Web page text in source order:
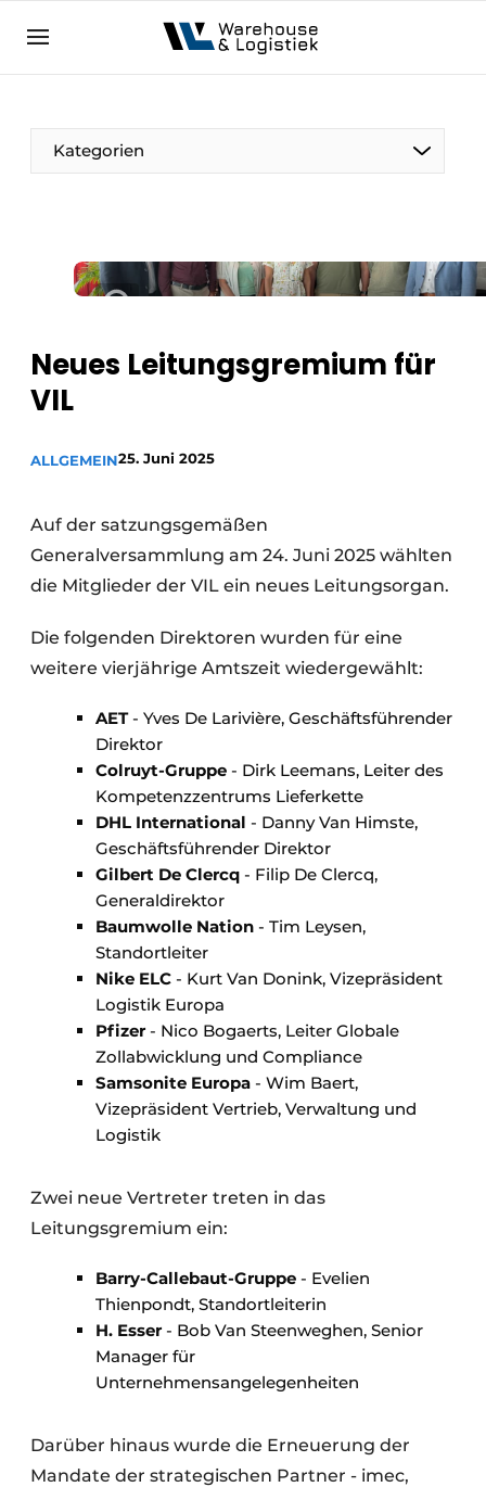
NL EN
Kategorien
Neues Leitungsgremium für
VIL
ALLGEMEIN25. Juni 2025
Auf der satzungsgemäßen
Generalversammlung am 24. Juni 2025 wählten
die Mitglieder der VIL ein neues Leitungsorgan.
Die folgenden Direktoren wurden für eine
weitere vierjährige Amtszeit wiedergewählt:
AET- Yves De Larivière, Geschäftsführender
Direktor
Colruyt-Gruppe - Dirk Leemans, Leiter des
Kompetenzzentrums Lieferkette
DHL International - Danny Van Himste,
Geschäftsführender Direktor
Gilbert De Clercq - Filip De Clercq,
Generaldirektor
Baumwolle Nation - Tim Leysen,
Standortleiter
Nike ELC - Kurt Van Donink, Vizepräsident
Logistik Europa
Pfizer - Nico Bogaerts, Leiter Globale
Zollabwicklung und Compliance
Samsonite Europa - Wim Baert,
Vizepräsident Vertrieb, Verwaltung und
Logistik
Zwei neue Vertreter treten in das
Leitungsgremium ein:
Barry-Callebaut-Gruppe - Evelien
Thienpondt, Standortleiterin
H. Esser - Bob Van Steenweghen, Senior
Manager für
Unternehmensangelegenheiten
Darüber hinaus wurde die Erneuerung der
Mandate der strategischen Partner - imec,